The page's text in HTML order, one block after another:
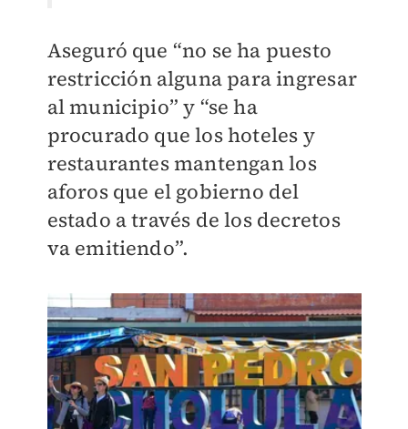
Aseguró que “no se ha puesto
restricción alguna para ingresar
al municipio” y “se ha
procurado que los hoteles y
restaurantes mantengan los
aforos que el gobierno del
estado a través de los decretos
va emitiendo”.